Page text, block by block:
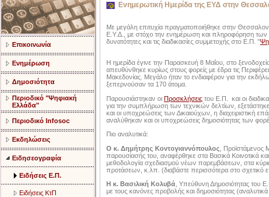
Επικοινωνία
Ενημέρωση
Δημοσιότητα
Περιοδικό "Ψηφιακή
Ελλάδα"
Περιοδικό Infosoc
Εκδηλώσεις
Ειδησεογραφία
Ειδήσεις Ε.Π.
Ειδήσεις ΚτΠ
Ενημερωτική Ημερίδα της ΕΥΔ στην
Με μεγάλη επιτυχία πραγματοποιήθηκε στην
Ε.Υ.Δ., με στόχο την ενημέρωση και πληροφόρηση των
δυνατότητες και τις διαδικασίες συμμετοχής στο Ε.Π. "
Η ημερίδα έγινε την Παρασκευή 8 Μαΐου, στο
απευθύνθηκε κυρίως στους φορείς με έδρα τις
Μακεδονίας. Μεγάλο ήταν το ενδιαφέρον για την
ξεπερνούσαν τα 170 άτομα.
Παρουσιάστηκαν οι Προσκλήσεις του Ε.Π. και οι
για την συμπλήρωση των τεχνικών δελτίων,
και οι υποχρεώσεις των Δικαιούχων, η διαχειριστική
αναλύθηκαν και οι υποχρεώσεις δημοσιότητας των
Πιο αναλυτικά:
Ο κ. Δημήτρης Κοντογιαννόπουλος ,
παρουσίασής του, αναφέρθηκε στα Βασικά Κοινοτικά
μεθοδολογία σχεδιασμού νέων παρεμβάσεων, στα
προτάσεων, κ.λπ. (διαβάστε περισσότερα στο σχετικό
Η κ. Βασιλική Κολυβά , Υπεύθυνη Δημοσιότητας του
με τους κανόνες προβολής και δημοσιότητας